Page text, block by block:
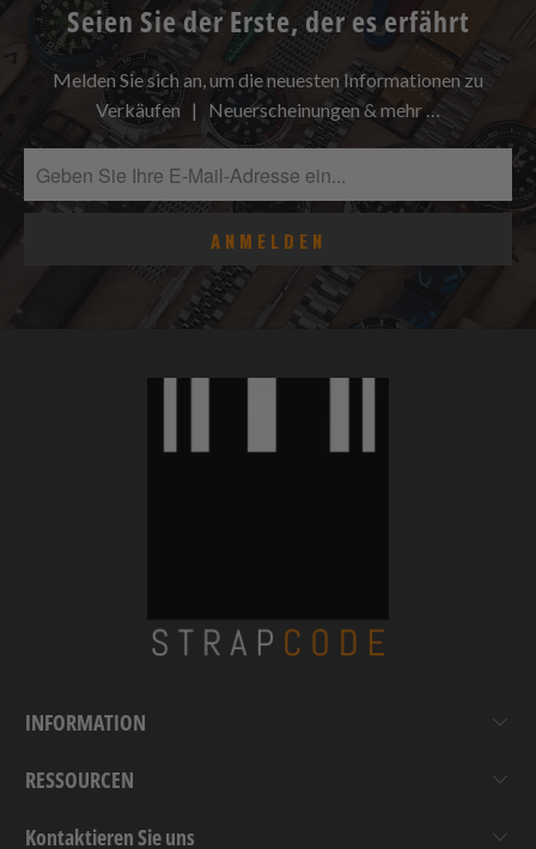
Seien Sie der Erste, der es erfährt
Melden Sie sich an, um die neuesten Informationen zu
Verkäufen | Neuerscheinungen & mehr …
INFORMATION
RESSOURCEN
Kontaktieren Sie uns